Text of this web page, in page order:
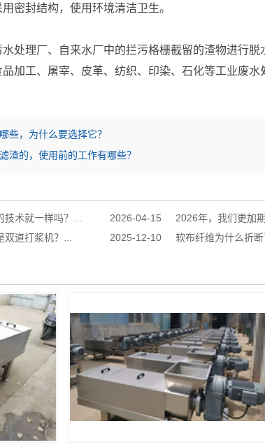
封结构，使用环境清洁卫生。
理厂、自来水厂中的拦污格栅截留的渣物进行脱
工、屠宰、皮革、纺织、印染、石化等工业废水
些，为什么要选择它？
渣的，使用前的工作有哪些？
2026-04-15
术就一样吗？...
2026年，我们更加
2025-12-10
道打浆机？... 软布纤维为什么折断